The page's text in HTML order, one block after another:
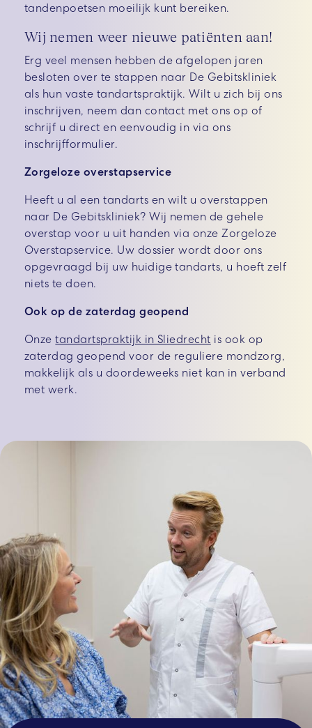
tandenpoetsen moeilijk kunt bereiken.
Wij nemen weer nieuwe patiënten aan!
Erg veel mensen hebben de afgelopen jaren
besloten over te stappen naar De Gebitskliniek
als hun vaste tandartspraktijk. Wilt u zich bij ons
inschrijven, neem dan contact met ons op of
schrijf u direct en eenvoudig in via ons
inschrijfformulier.
Zorgeloze overstapservice
Heeft u al een tandarts en wilt u overstappen
naar De Gebitskliniek? Wij nemen de gehele
overstap voor u uit handen via onze Zorgeloze
Overstapservice. Uw dossier wordt door ons
opgevraagd bij uw huidige tandarts, u hoeft zelf
niets te doen.
Ook op de zaterdag geopend
Onzetandartspraktijk in Sliedrecht is ook op
zaterdag geopend voor de reguliere mondzorg,
makkelijk als u doordeweeks niet kan in verband
met werk.